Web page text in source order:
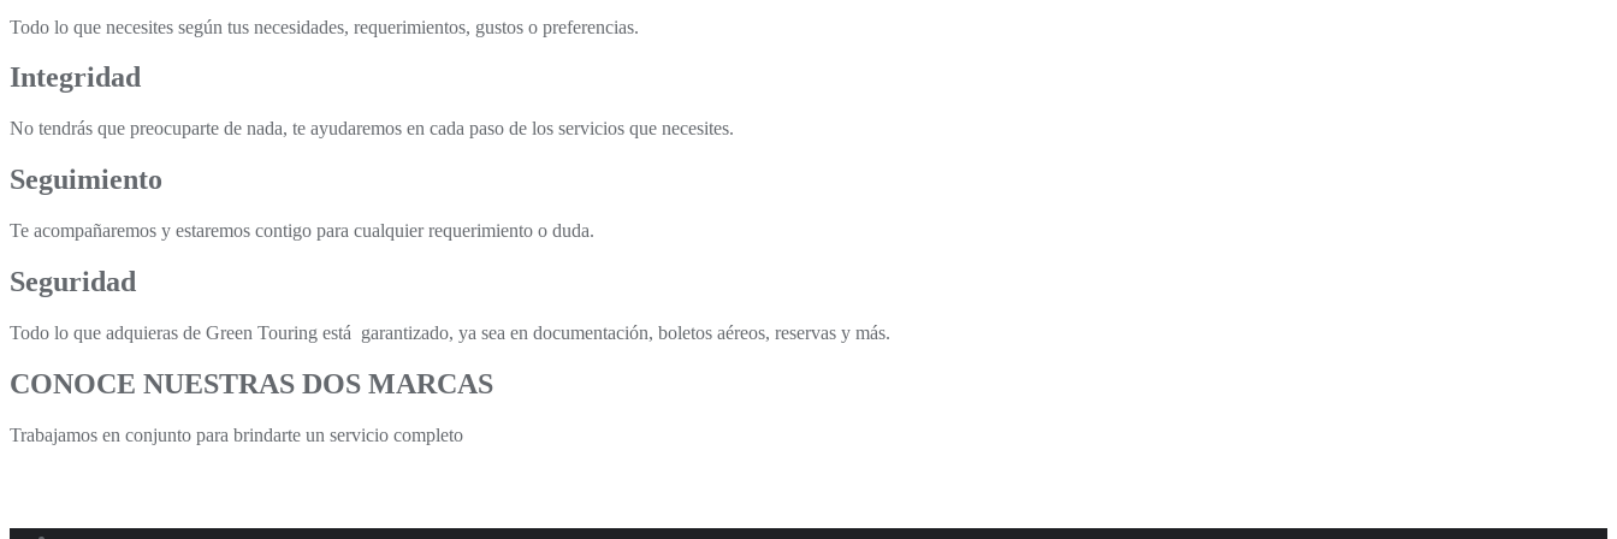
Todo lo que necesites según tus necesidades, requerimientos, gustos o preferencias.
Integridad
No tendrás que preocuparte de nada, te ayudaremos en cada paso de los servicios que necesites.
Seguimiento
Te acompañaremos y estaremos contigo para cualquier requerimiento o duda.
Seguridad
Todo lo que adquieras de Green Touring está garantizado, ya sea en documentación, boletos aéreos, reservas y más.
CONOCE NUESTRAS DOS MARCAS
Trabajamos en conjunto para brindarte un servicio completo